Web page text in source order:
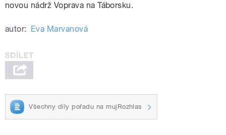
novou nádrž Voprava na Táborsku.
autor: Eva Marvanová
Všechny díly pořadu na mujRozhlas